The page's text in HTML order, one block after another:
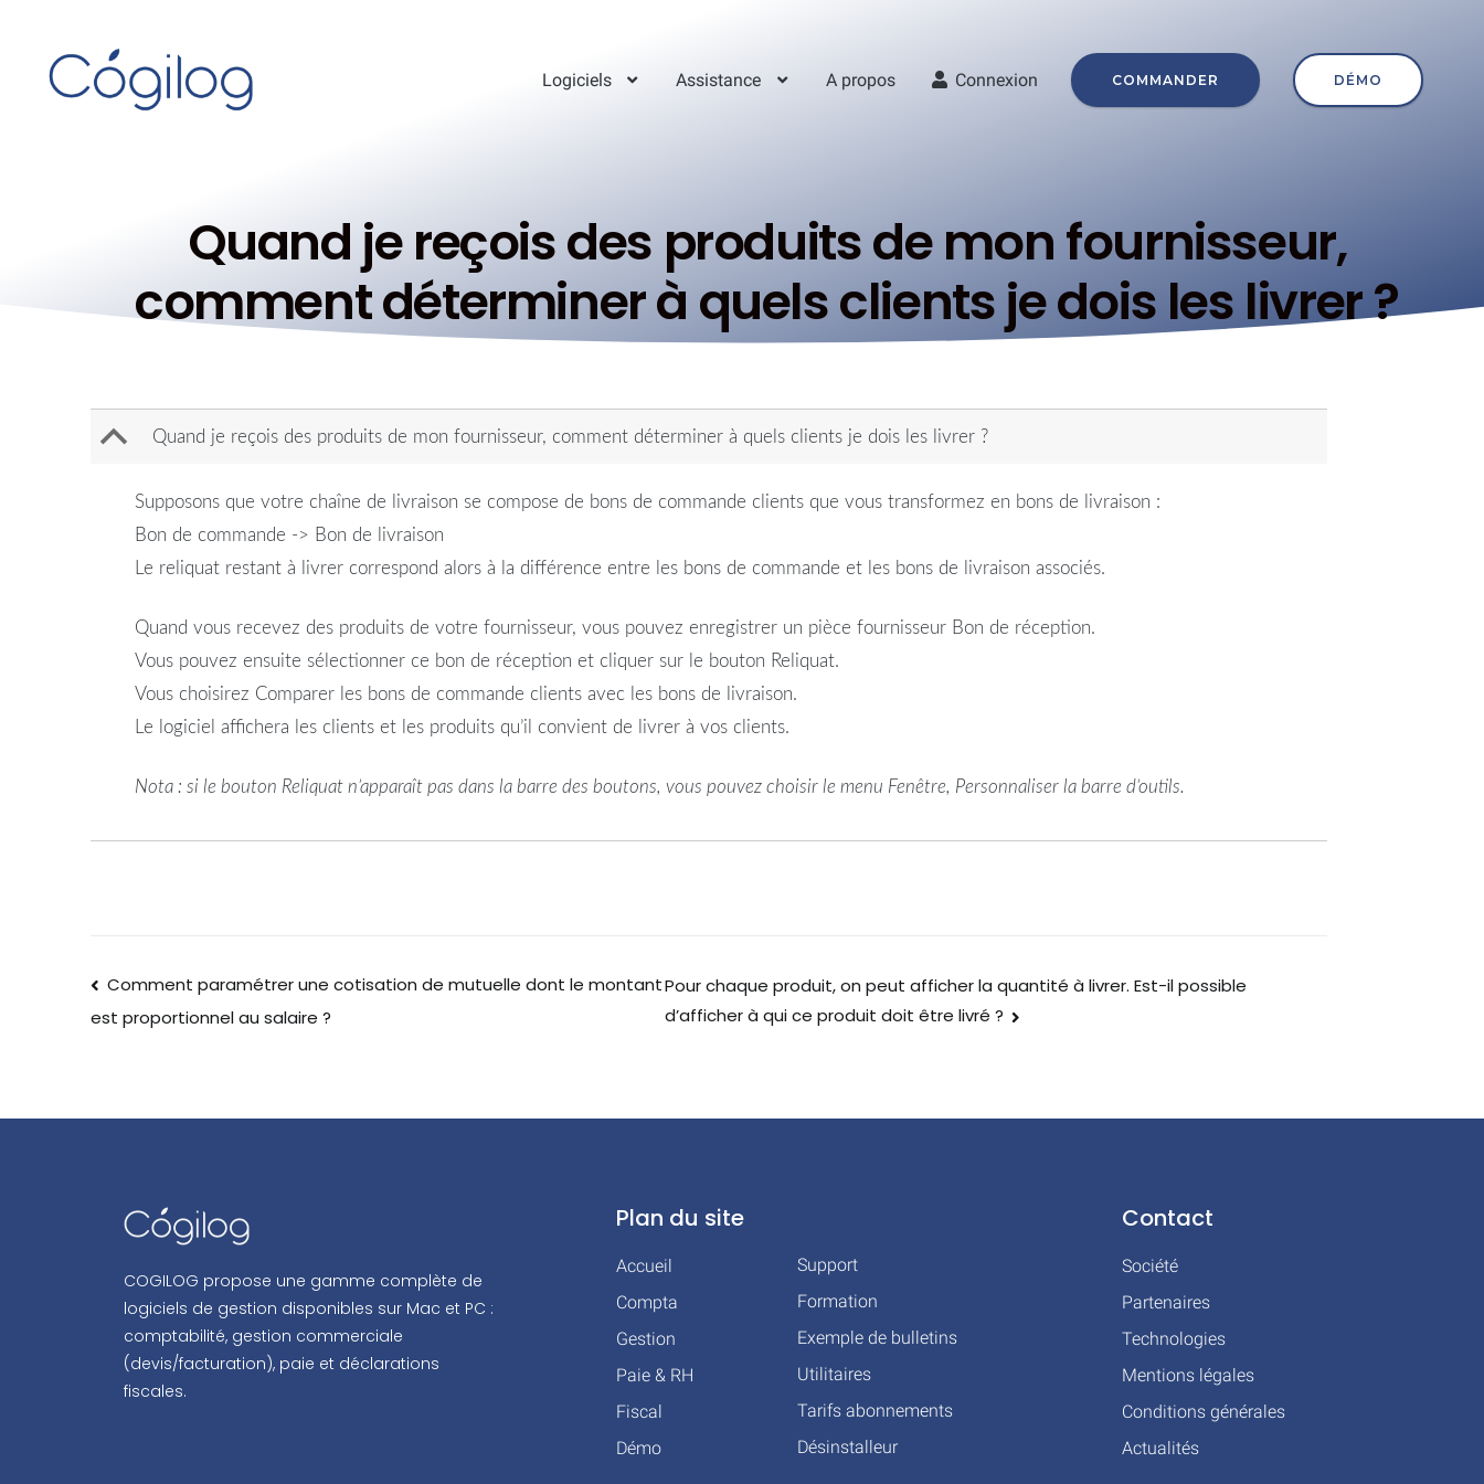
Logiciels Assistance A propos Connexion COMMANDER DÉMO
Quand je reçois des produits de mon fournisseur,
comment déterminer à quels clients je dois les livrer ?
B Quand je reçois des produits de mon fournisseur, comment déterminer à quels clients je dois les livrer ?
Supposons que votre chaîne de livraison se compose de bons de commande clients que vous transformez en bons de livraison :
Bon de commande -> Bon de livraison
Le reliquat restant à livrer correspond alors à la différence entre les bons de commande et les bons de livraison associés.
Quand vous recevez des produits de votre fournisseur, vous pouvez enregistrer un pièce fournisseur Bon de réception.
Vous pouvez ensuite sélectionner ce bon de réception et cliquer sur le bouton Reliquat.
Vous choisirez Comparer les bons de commande clients avec les bons de livraison.
Le logiciel affichera les clients et les produits qu’il convient de livrer à vos clients.
Nota : si le bouton Reliquat n’apparaît pas dans la barre des boutons, vous pouvez choisir le menu Fenêtre, Personnaliser la barre d’outils.
Comment paramétrer une cotisation de mutuelle dont le montant
est proportionnel au salaire ?
Pour chaque produit, on peut afficher la quantité à livrer. Est-il possible
d’afficher à qui ce produit doit être livré ?
COGILOG propose une gamme complète de
logiciels de gestion disponibles sur Mac et PC :
comptabilité, gestion commerciale
(devis/facturation), paie et déclarations
fiscales.
Plan du site
Accueil
Compta
Gestion
Paie & RH
Fiscal
Démo
Support
Formation
Exemple de bulletins
Utilitaires
Tarifs abonnements
Désinstalleur
Contact
Société
Partenaires
Technologies
Mentions légales
Conditions générales
Actualités